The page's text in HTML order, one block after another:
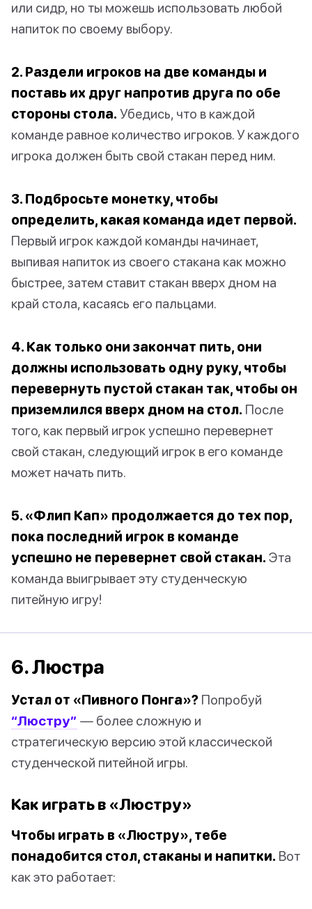
или сидр, но ты можешь использовать любой
напиток по своему выбору.
2. Раздели игроков на две команды и
поставь их друг напротив друга по обе
стороны стола. Убедись, что в каждой
команде равное количество игроков. У каждого
игрока должен быть свой стакан перед ним.
3. Подбросьте монетку, чтобы
определить, какая команда идет первой.
Первый игрок каждой команды начинает,
выпивая напиток из своего стакана как можно
быстрее, затем ставит стакан вверх дном на
край стола, касаясь его пальцами.
4. Как только они закончат пить, они
должны использовать одну руку, чтобы
перевернуть пустой стакан так, чтобы он
приземлился вверх дном на стол. После
того, как первый игрок успешно перевернет
свой стакан, следующий игрок в его команде
может начать пить.
5. «Флип Кап» продолжается до тех пор,
пока последний игрок в команде
успешно не перевернет свой стакан. Эта
команда выигрывает эту студенческую
питейную игру!
6. Люстра
Устал от «Пивного Понга»? Попробуй
“Люстру” — более сложную и
стратегическую версию этой классической
студенческой питейной игры.
Как играть в «Люстру»
Чтобы играть в «Люстру», тебе
понадобится стол, стаканы и напитки. Вот
как это работает: